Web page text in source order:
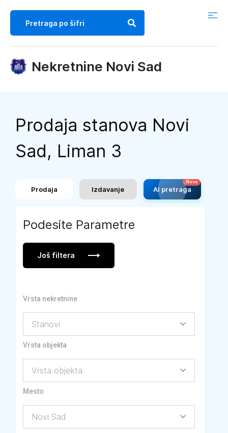
Nekretnine Novi Sad
Prodaja stanova Novi
Sad, Liman 3
Prodaja Izdavanje AI pretraga
Podesite Parametre
Još filtera
Vrsta nekretnine
Vrsta objekta
Mesto